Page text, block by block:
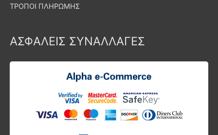
ΤΡΟΠΟΙ ΠΛΗΡΩΜΗΣ
ΑΣΦΑΛΕΙΣ ΣΥΝΑΛΛΑΓΕΣ